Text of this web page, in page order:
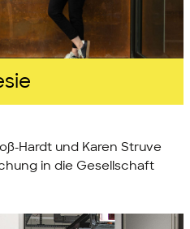
Hardt und Karen Struve
in die Gesellschaft